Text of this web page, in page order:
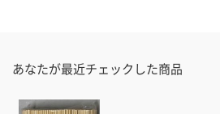
あなたが最近チェックした商品